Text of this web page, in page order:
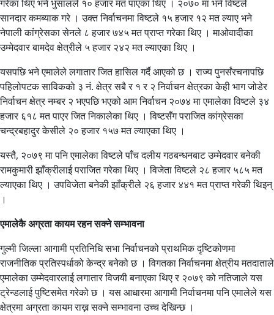
गरेका थिए भने भुसालले १० हजार मत पाएका थिए । २०७० मा भने विष्टले
सानदार कमब्याक गरे । उक्त निर्वाचनमा विष्टले १५ हजार १२ मत ल्याए भने
नेपाली कांग्रेसका सेनले ८ हजार ७४५ मत प्राप्त गरेका थिए । माओवादीका
उम्मेदवार बामदेव क्षेत्रीले ५ हजार २४२ मत ल्याएका थिए ।
यसपछि भने एमालेले लगातार जित हासिल गर्दै आएको छ । राज्य पुनर्संरचनापछि
पहिलोपटक साविककाे ३ नं. क्षेत्र सबै र १ र २ निर्वाचन क्षेत्रका केही भाग जोडेर
निर्वाचन क्षेत्र नम्बर २ भएपछि भएको आम निर्वाचन २०७४ मा एमालेका विष्टले ३४
हजार ६१८ मत पाएर जित निकालेका थिए । विष्टसँग पराजित कांग्रेसका
चन्द्रबहादुर केसीले २० हजार १५७ मत ल्याएका थिए ।
यस्तै, २०७९ मा पनि एमालेका विष्टले पाँच दलीय गठबन्धनबाट उम्मेदवार बनेकी
रामकुमारी झाँक्रीलाई पराजित गरेका थिए । विजेता विष्टले २८ हजार ५८५ मत
ल्याएका थिए । उपविजेता बनेकी झाँक्रीले २६ हजार ४४१ मत प्राप्त गरेकी थिइन्
।
एमालेकै अग्रता कायम रहन सक्ने सम्भावना
गुल्मी जिल्ला आगामी प्रतिनिधि सभा निर्वाचनको प्राथमिक दृष्टिकोणमा
राजनीतिक प्रतिस्पर्धाको केन्द्र बनेको छ । विगतका निर्वाचनमा क्षेत्रीय मतदाताले
एमालेका उम्मेदवारलाई लगातार विजयी बनाएका थिए र २०७९ को नतिजाले यस
ट्रेन्डलाई पुष्टिसमेत गरेको छ । यस आधारमा आगामी निर्वाचनमा पनि एमालेले यस
क्षेत्रमा अग्रता कायम राख्न सक्ने सम्भावना उच्च देखिन्छ ।